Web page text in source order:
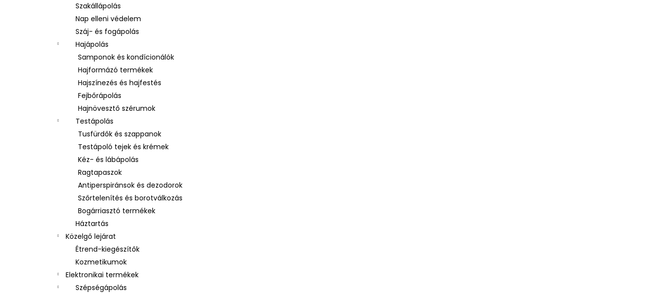
Szakállápolás
Nap elleni védelem
Száj- és fogápolás
Hajápolás
Samponok és kondícionálók
Hajformázó termékek
Hajszínezés és hajfestés
Fejbőrápolás
Hajnövesztő szérumok
Testápolás
Tusfürdők és szappanok
Testápoló tejek és krémek
Kéz- és lábápolás
Ragtapaszok
Antiperspiránsok és dezodorok
Szőrtelenítés és borotválkozás
Bogárriasztó termékek
Háztartás
Közelgő lejárat
Étrend-kiegészítők
Kozmetikumok
Elektronikai termékek
Szépségápolás